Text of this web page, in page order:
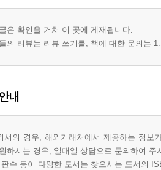
은 확인을 거쳐 이 곳에 게재됩니다.
의 리뷰는 리뷰 쓰기를, 책에 대한 문의는
내
서의 경우, 해외거래처에서 제공하는 정
하시는 경우, 일대일 상담으로 문의하여 주
수 등이 다양한 도서는 찾으시는 도서의